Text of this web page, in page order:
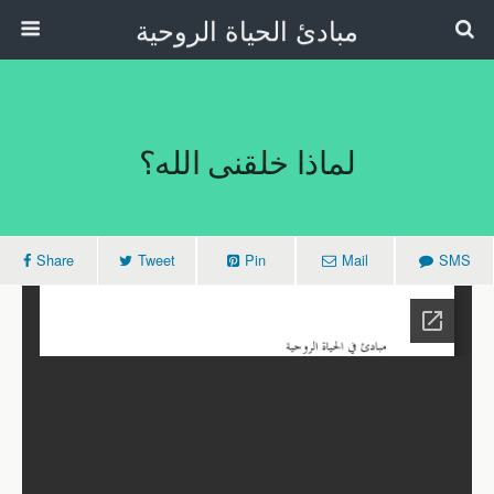
مبادئ الحياة الروحية
لماذا خلقنى الله؟
Share Tweet Pin Mail SMS